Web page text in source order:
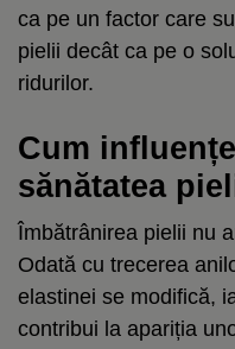
ca pe un factor care
pielii decât ca pe o
ridurilor.
Cum
sănătatea
Îmbătrânirea pielii nu
Odată cu trecerea
elastinei se modifică,
contribui la apariția